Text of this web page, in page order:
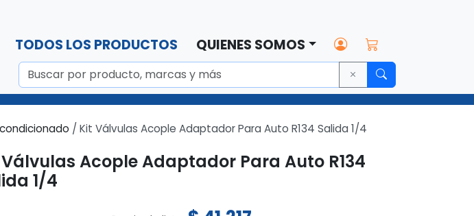
TODOS LOS PRODUCTOS QUIENES SOMOS
/ Kit Válvulas Acople Adaptador Para Auto R134 Salida 1/4
Acople Adaptador Para Auto R134
1/4